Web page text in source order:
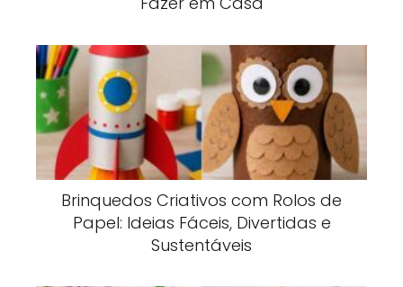
Brinquedos Criativos com Rolos de
Papel: Ideias Fáceis, Divertidas e
Sustentáveis